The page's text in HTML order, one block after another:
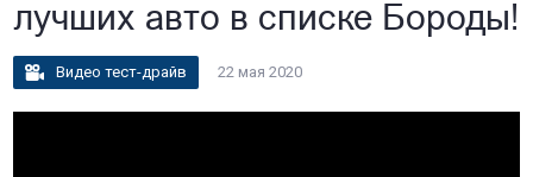
лучших авто в списке Бороды!
Видео тест-драйв 22 мая 2020